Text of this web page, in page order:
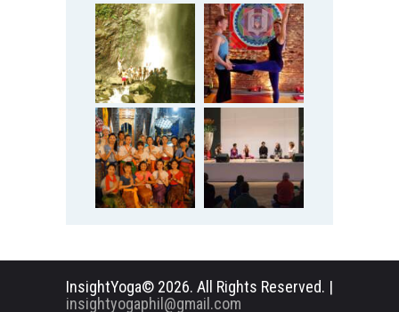
InsightYoga© 2026. All Rights Reserved. |
insightyogaphil@gmail.com